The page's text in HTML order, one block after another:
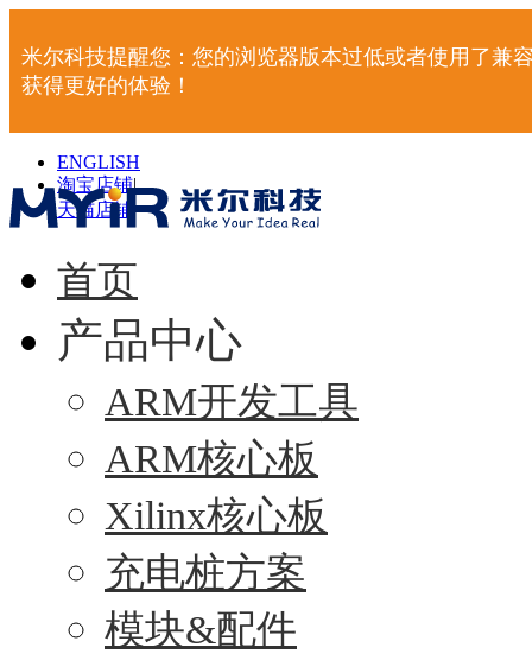
米尔科技提醒您：您的浏览器版本过低或者使用了兼
获得更好的体验！
ENGLISH
淘宝店铺|
天猫店铺 |
首页
产品中心
ARM开发工具
ARM核心板
Xilinx核心板
充电桩方案
模块&配件